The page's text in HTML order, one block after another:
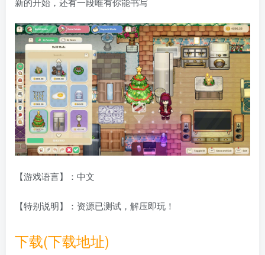
【游戏语言】：中文
【特别说明】：资源已测试，解压即玩！
下载(下载地址)